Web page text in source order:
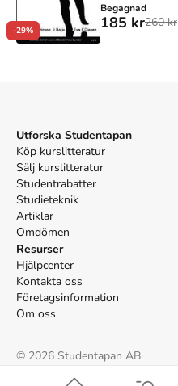
-29%
Begagnad
185 kr260 kr
Utforska Studentapan
Köp kurslitteratur
Sälj kurslitteratur
Studentrabatter
Studieteknik
Artiklar
Omdömen
Resurser
Hjälpcenter
Kontakta oss
Företagsinformation
Om oss
© 2026 Studentapan AB
Cookies